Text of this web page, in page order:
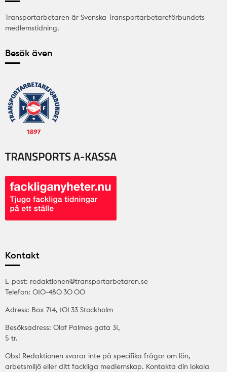
Transportarbetaren är Svenska Transportarbetareförbundets
medlemstidning.
Besök även
Kontakt
E-post: redaktionen@transportarbetaren.se
Telefon: 010-480 30 00
Adress: Box 714, 101 33 Stockholm
Besöksadress: Olof Palmes gata 31,
5 tr.
Obs! Redaktionen svarar inte på specifika frågor om lön,
arbetsmiljö eller ditt fackliga medlemskap. Kontakta din lokala